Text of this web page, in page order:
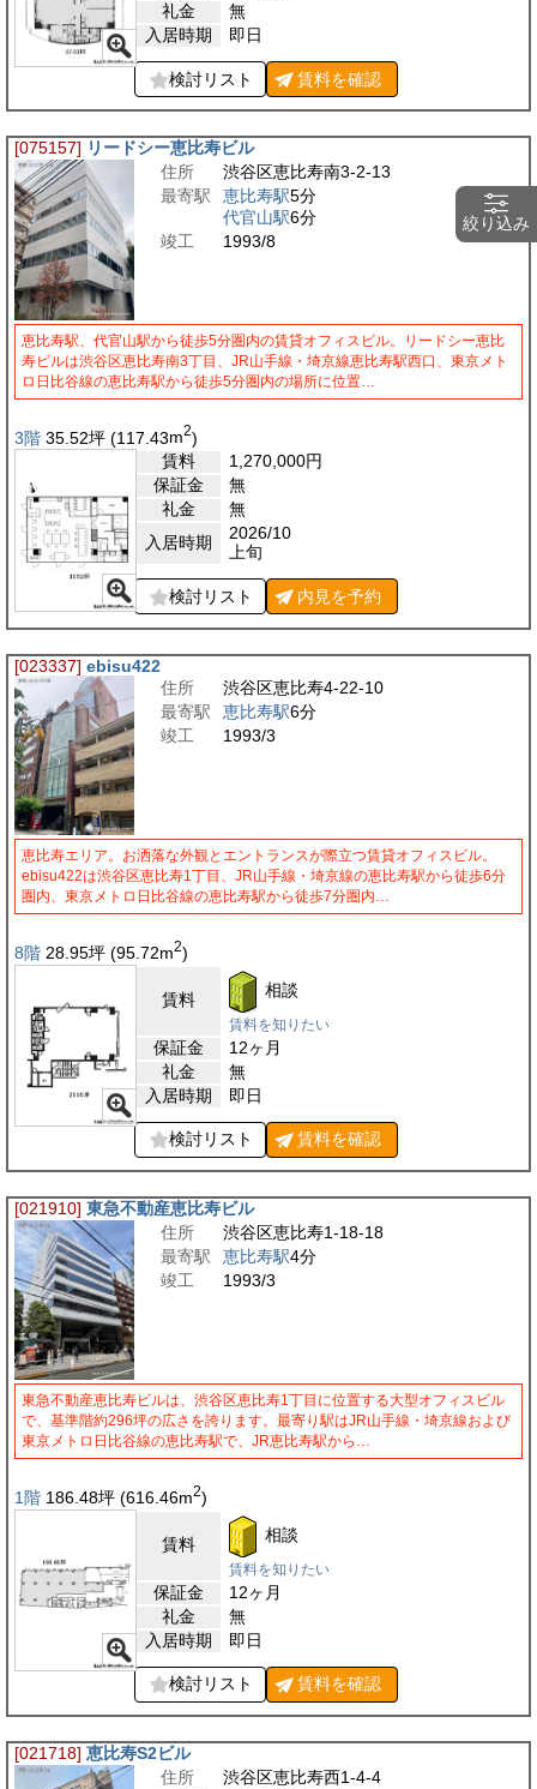
絞り込み
礼金
無
入居時期
即日
検討リスト 賃料を確認
[075157] リードシー恵比寿ビル
住所
渋谷区恵比寿南3-2-13
最寄駅
恵比寿駅5分
代官山駅6分
竣工
1993/8
恵比寿駅、代官山駅から徒歩5分圏内の賃貸オフィスビル。リードシー恵比
寿ビルは渋谷区恵比寿南3丁目、JR山手線・埼京線恵比寿駅西口、東京メト
ロ日比谷線の恵比寿駅から徒歩5分圏内の場所に位置…
3階 35.52坪 (117.43m2)
賃料
1,270,000円
保証金
無
礼金
無
入居時期
2026/10
上旬
検討リスト 内見を予約
[023337] ebisu422
住所
渋谷区恵比寿4-22-10
最寄駅
恵比寿駅6分
竣工
1993/3
恵比寿エリア。お洒落な外観とエントランスが際立つ賃貸オフィスビル。
ebisu422は渋谷区恵比寿1丁目、JR山手線・埼京線の恵比寿駅から徒歩6分
圏内、東京メトロ日比谷線の恵比寿駅から徒歩7分圏内…
8階 28.95坪 (95.72m2)
賃料 相談
賃料を知りたい
保証金
12ヶ月
礼金
無
入居時期
即日
検討リスト 賃料を確認
[021910] 東急不動産恵比寿ビル
住所
渋谷区恵比寿1-18-18
最寄駅
恵比寿駅4分
竣工
1993/3
東急不動産恵比寿ビルは、渋谷区恵比寿1丁目に位置する大型オフィスビル
で、基準階約296坪の広さを誇ります。最寄り駅はJR山手線・埼京線および
東京メトロ日比谷線の恵比寿駅で、JR恵比寿駅から…
1階 186.48坪 (616.46m2)
賃料 相談
賃料を知りたい
保証金
12ヶ月
礼金
無
入居時期
即日
検討リスト 賃料を確認
[021718] 恵比寿S2ビル
住所
渋谷区恵比寿西1-4-4